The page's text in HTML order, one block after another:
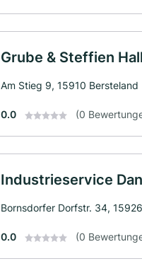
Grube & Steffien
Am Stieg 9, 15910 Bersteland
0.0 (0
Industrieservice
Bornsdorfer Dorfstr. 34,
0.0 (0